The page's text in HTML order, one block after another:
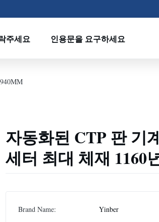
주세요 인용문을 요구하세요
자동화된 CTP 판 기
세터 최대 체재 1160
Brand Name: Yinber